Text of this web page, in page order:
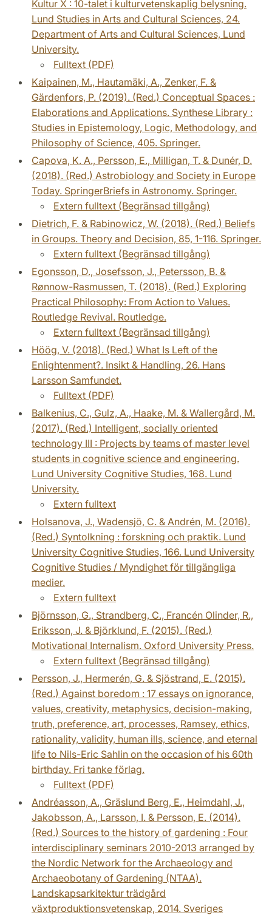
Kultur X : 10-talet i kulturvetenskaplig belysning.
Lund Studies in Arts and Cultural Sciences, 24.
Department of Arts and Cultural Sciences, Lund
University.
Fulltext (PDF)
Kaipainen, M., Hautamäki, A., Zenker, F. &
Gärdenfors, P. (2019). (Red.) Conceptual Spaces :
Elaborations and Applications. Synthese Library :
Studies in Epistemology, Logic, Methodology, and
Philosophy of Science, 405. Springer.
Capova, K. A., Persson, E., Milligan, T. & Dunér, D.
(2018). (Red.) Astrobiology and Society in Europe
Today. SpringerBriefs in Astronomy. Springer.
Extern fulltext (Begränsad tillgång)
Dietrich, F. & Rabinowicz, W. (2018). (Red.) Beliefs
in Groups. Theory and Decision, 85, 1-116. Springer.
Extern fulltext (Begränsad tillgång)
Egonsson, D., Josefsson, J., Petersson, B. &
Rønnow-Rasmussen, T. (2018). (Red.) Exploring
Practical Philosophy: From Action to Values.
Routledge Revival. Routledge.
Extern fulltext (Begränsad tillgång)
Höög, V. (2018). (Red.) What Is Left of the
Enlightenment?. Insikt & Handling, 26. Hans
Larsson Samfundet.
Fulltext (PDF)
Balkenius, C., Gulz, A., Haake, M. & Wallergård, M.
(2017). (Red.) Intelligent, socially oriented
technology III : Projects by teams of master level
students in cognitive science and engineering.
Lund University Cognitive Studies, 168. Lund
University.
Extern fulltext
Holsanova, J., Wadensjö, C. & Andrén, M. (2016).
(Red.) Syntolkning : forskning och praktik. Lund
University Cognitive Studies, 166. Lund University
Cognitive Studies / Myndighet för tillgängliga
medier.
Extern fulltext
Björnsson, G., Strandberg, C., Francén Olinder, R.,
Eriksson, J. & Björklund, F. (2015). (Red.)
Motivational Internalism. Oxford University Press.
Extern fulltext (Begränsad tillgång)
Persson, J., Hermerén, G. & Sjöstrand, E. (2015).
(Red.) Against boredom : 17 essays on ignorance,
values, creativity, metaphysics, decision-making,
truth, preference, art, processes, Ramsey, ethics,
rationality, validity, human ills, science, and eternal
life to Nils-Eric Sahlin on the occasion of his 60th
birthday. Fri tanke förlag.
Fulltext (PDF)
Andréasson, A., Gräslund Berg, E., Heimdahl, J.,
Jakobsson, A., Larsson, I. & Persson, E. (2014).
(Red.) Sources to the history of gardening : Four
interdisciplinary seminars 2010-2013 arranged by
the Nordic Network for the Archaeology and
Archaeobotany of Gardening (NTAA).
Landskapsarkitektur trädgård
växtproduktionsvetenskap, 2014. Sveriges